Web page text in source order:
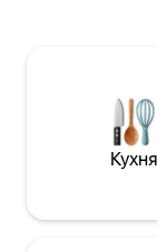
кімнати, одна
пральною
вашу хлопоту. Будинок повністю
обладнаний. У
Playstation для
Кухня